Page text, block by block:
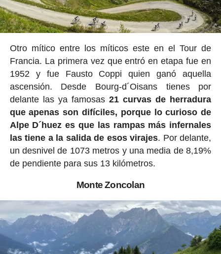
Otro mítico entre los míticos este en el Tour de
Francia. La primera vez que entró en etapa fue en
1952 y fue Fausto Coppi quien ganó aquella
ascensión. Desde Bourg-d´Oisans tienes por
delante las ya famosas21 curvas de herradura
que apenas son difíciles, porque lo curioso de
Alpe D´huez es que las rampas más infernales
las tiene a la salida de esos virajes. Por delante,
un desnivel de 1073 metros y una media de 8,19%
de pendiente para sus 13 kilómetros.
Monte Zoncolan